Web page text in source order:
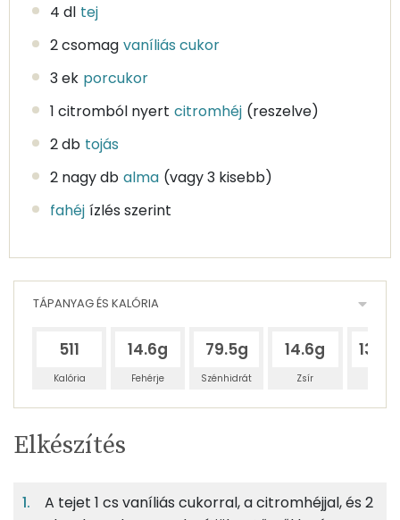
4 dl tej
2 csomag vaníliás cukor
3 ek porcukor
1 citromból nyert citromhéj (reszelve)
2 db tojás
2 nagy db alma (vagy 3 kisebb)
fahéj ízlés szerint
TÁPANYAG ÉS KALÓRIA
511
Kalória
14.6g
Fehérje
79.5g
Szénhidrát
14.6g
Zsír
Egy
adagban
6%
33%
6%
TÁPANYAGTARTALOM
Egy
4
100
Elkészítés
A tejet 1 cs vaníliás cukorral, a citromhéjjal, és 2